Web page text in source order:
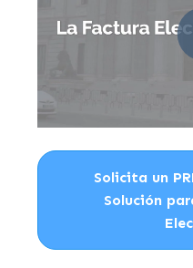
Solicita un
Solución